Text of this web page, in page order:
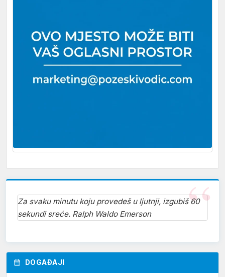
Za svaku minutu koju provedeš u ljutnji, izgubiš 60
sekundi sreće. Ralph Waldo Emerson
DOGAĐAJI